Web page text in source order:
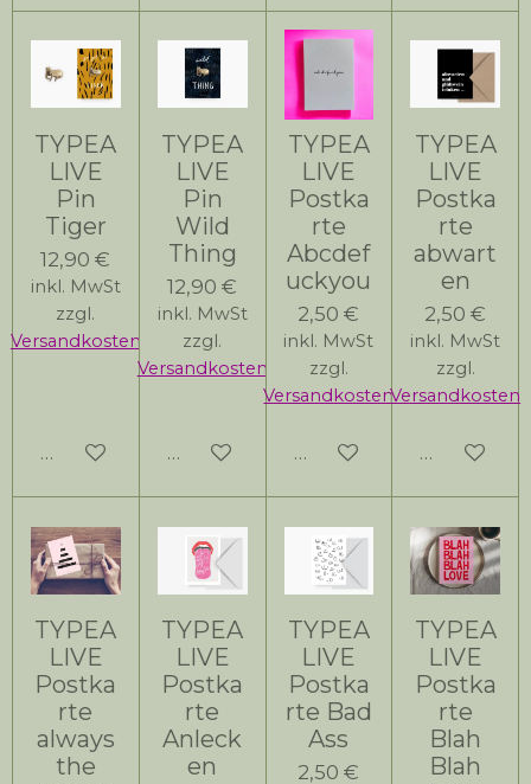
TYPEA
LIVE
Pin
Tiger
12,90 €
inkl. MwSt
zzgl.
Versandkosten
In den Warenkorb
TYPEA
LIVE
Pin
Wild
Thing
12,90 €
inkl. MwSt
zzgl.
Versandkosten
In den Warenkorb
TYPEA
LIVE
Postka
rte
Abcdef
uckyou
2,50 €
inkl. MwSt
zzgl.
Versandkosten
In den Warenkorb
TYPEA
LIVE
Postka
rte
abwart
en
2,50 €
inkl. MwSt
zzgl.
Versandkosten
In den
TYPEA
LIVE
Postka
rte
always
the
TYPEA
LIVE
Postka
rte
Anleck
en
TYPEA
LIVE
Postka
rte Bad
Ass
2,50 €
TYPEA
LIVE
Postka
rte
Blah
Blah